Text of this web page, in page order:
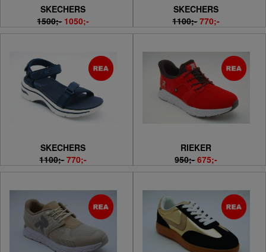
SKECHERS
1500;- 1050;-
SKECHERS
1100;- 770;-
SKECHERS
1100;- 770;-
RIEKER
950;- 675;-